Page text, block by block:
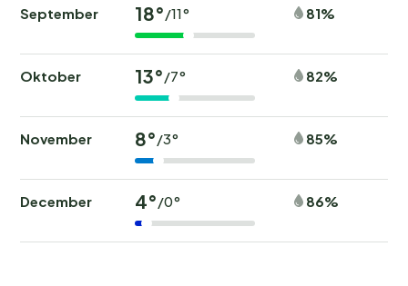
September 18°/11° 81%
Oktober 13°/7° 82%
November 8°/3° 85%
December 4°/0° 86%